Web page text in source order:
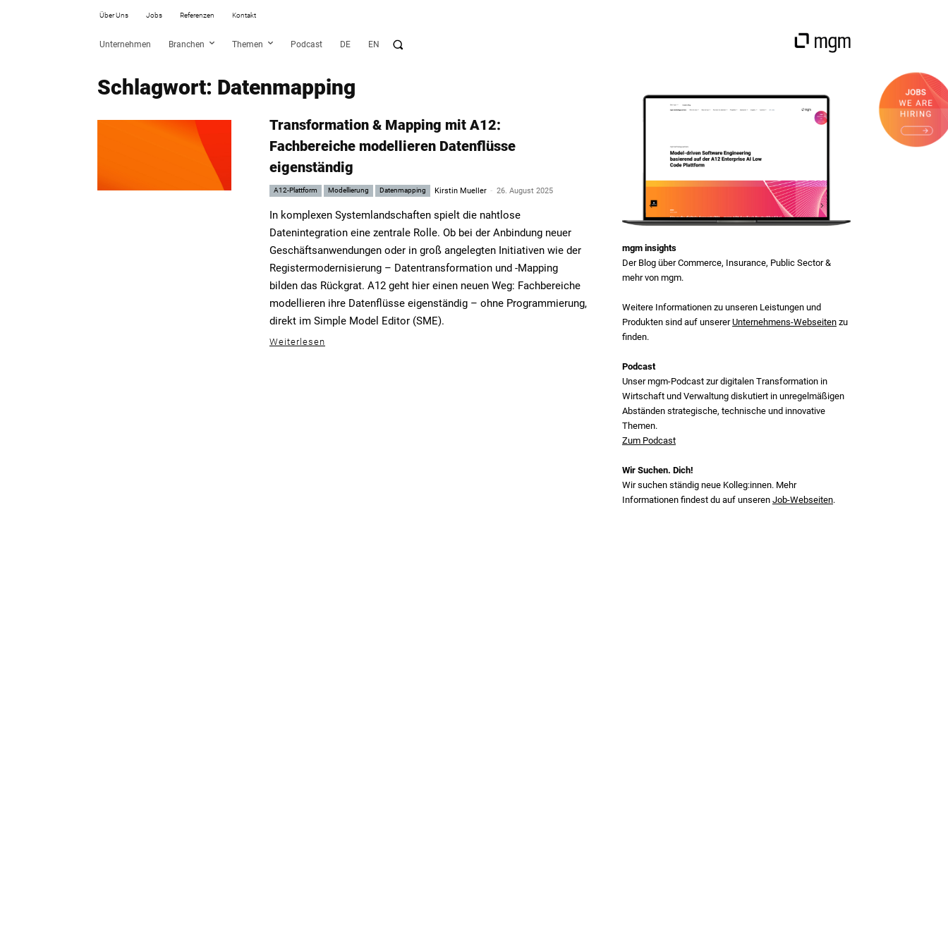
Über Uns Jobs Referenzen Kontakt
Unternehmen Branchen Themen Podcast DE EN
Schlagwort: Datenmapping
Transformation & Mapping mit A12:
Fachbereiche modellieren Datenflüsse
eigenständig
A12-Plattform Modellierung Datenmapping Kirstin Mueller - 26. August 2025
In komplexen Systemlandschaften spielt die nahtlose
Datenintegration eine zentrale Rolle. Ob bei der Anbindung neuer
Geschäftsanwendungen oder in groß angelegten Initiativen wie der
Registermodernisierung – Datentransformation und -Mapping
bilden das Rückgrat. A12 geht hier einen neuen Weg: Fachbereiche
modellieren ihre Datenflüsse eigenständig – ohne Programmierung,
direkt im Simple Model Editor (SME).
Weiterlesen
mgm insights
Der Blog über Commerce, Insurance, Public Sector &
mehr von mgm.
Weitere Informationen zu unseren Leistungen und
Produkten sind auf unsererUnternehmens-Webseiten zu
finden.
Podcast
Unser mgm‑Podcast zur digitalen Transformation in
Wirtschaft und Verwaltung diskutiert in unregelmäßigen
Abständen strategische, technische und innovative
Themen.
Zum Podcast
Wir Suchen. Dich!
Wir suchen ständig neue Kolleg:innen. Mehr
Informationen findest du auf unseren Job-Webseiten.